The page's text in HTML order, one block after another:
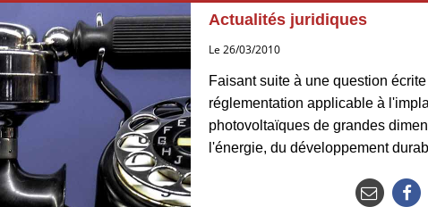
Actualités juridiques
Le 26/03/2010
Faisant suite à une question
réglementation applicable à
photovoltaïques de grandes
l'énergie, du développement